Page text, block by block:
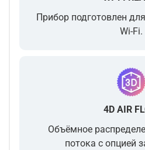
Прибор подготовлен
Wi-Fi.
4D AIR
Объёмное
потока с опцией